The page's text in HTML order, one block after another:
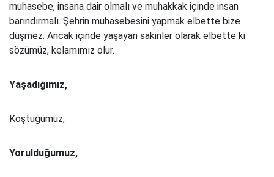
muhasebe, insana dair olmalı ve muhakkak içinde insan
barındırmalı. Şehrin muhasebesini yapmak elbette bize
düşmez. Ancak içinde yaşayan sakinler olarak elbette ki
sözümüz, kelamımız olur.
Yaşadığımız,
Koştuğumuz,
Yorulduğumuz,